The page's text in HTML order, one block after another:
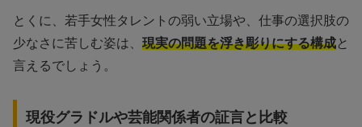
とくに、若手女性タレントの弱い立場や、仕事の選択肢の
少なさに苦しむ姿は、 現実の問題を浮き彫りにする構成と
言えるでしょう。
現役グラドルや芸能関係者の証言と比較